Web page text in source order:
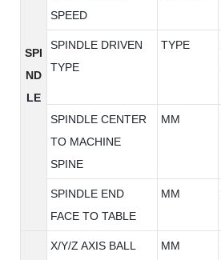
SPI
ND
LE
SPEED
SPINDLE DRIVEN
TYPE
TYPE
SPINDLE CENTER
TO MACHINE
SPINE
MM
SPINDLE END
FACE TO TABLE
MM
X/Y/Z AXIS BALL
MM